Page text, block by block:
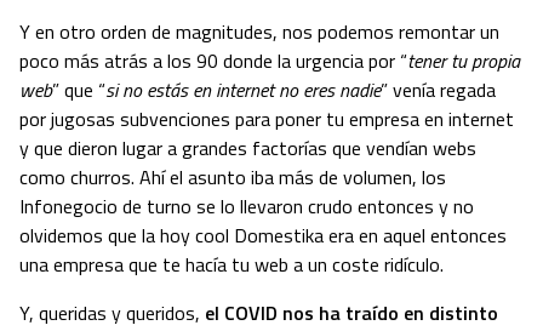
Y en otro orden de magnitudes, nos podemos remontar un
poco más atrás a los 90 donde la urgencia por “tener tu propia
web” que “si no estás en internet no eres nadie” venía regada
por jugosas subvenciones para poner tu empresa en internet
y que dieron lugar a grandes factorías que vendían webs
como churros. Ahí el asunto iba más de volumen, los
Infonegocio de turno se lo llevaron crudo entonces y no
olvidemos que la hoy cool Domestika era en aquel entonces
una empresa que te hacía tu web a un coste ridículo.
Y, queridas y queridos, el COVID nos ha traído en distinto